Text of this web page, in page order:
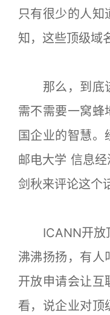
只有很少的人知
知，这些顶级域
那么，到底该
需不需要一窝蜂
国企业的智慧。
邮电大学 信息
剑秋来评论这个
ICANN开放
沸沸扬扬，有人
开放申请会让互
看，说企业对顶